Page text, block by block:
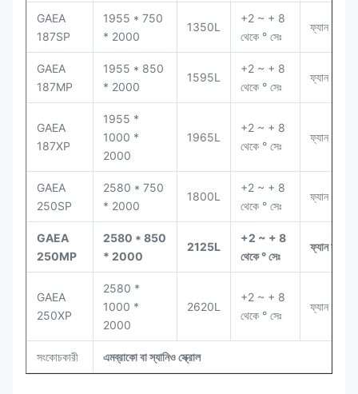
GAEA
187SP
1955 * 750
* 2000
1350L
+2 ~ + 8
থেকে ° সেঃ
ফ্যান শীতল
GAEA
187MP
1955 * 850
* 2000
1595L
+2 ~ + 8
থেকে ° সেঃ
ফ্যান শীতল
GAEA
187XP
1955 *
1000 *
2000
1965L
+2 ~ + 8
থেকে ° সেঃ
ফ্যান শীতল
GAEA
250SP
2580 * 750
* 2000
1800L
+2 ~ + 8
থেকে ° সেঃ
ফ্যান শীতল
GAEA
250MP
2580 * 850
* 2000
2125L
+2 ~ + 8
থেকে ° সেঃ
ফ্যান শীতল
GAEA
250XP
2580 *
1000 *
2000
2620L
+2 ~ + 8
থেকে ° সেঃ
ফ্যান শীতল
সংকোচকারী এমব্রাকো বা স্যানিও স্ক্রোল